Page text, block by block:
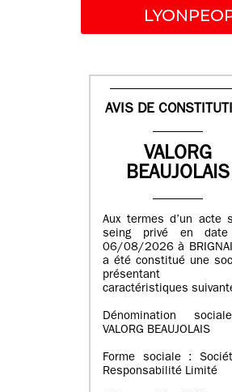
AVIS DE
VALORG
BEAUJOLAIS
Aux termes d’un acte
seing privé en
06/08/2026 à
a été constitué une
présentant
caractéristiques
Dénomination
VALORG BEAUJOLAIS
Forme sociale :
Responsabilité Limité